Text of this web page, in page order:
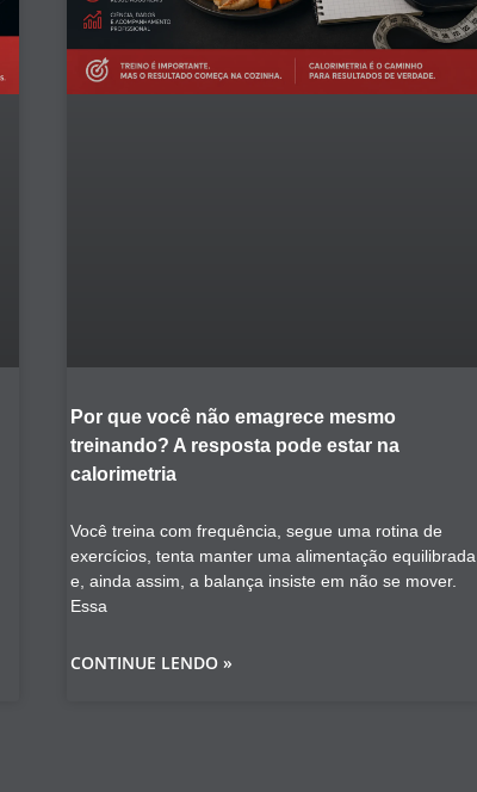
Por que você não emagrece mesmo
treinando? A resposta pode estar na
calorimetria
Você treina com frequência, segue uma rotina de
exercícios, tenta manter uma alimentação equilibrada
e, ainda assim, a balança insiste em não se mover.
Essa
CONTINUE LENDO »